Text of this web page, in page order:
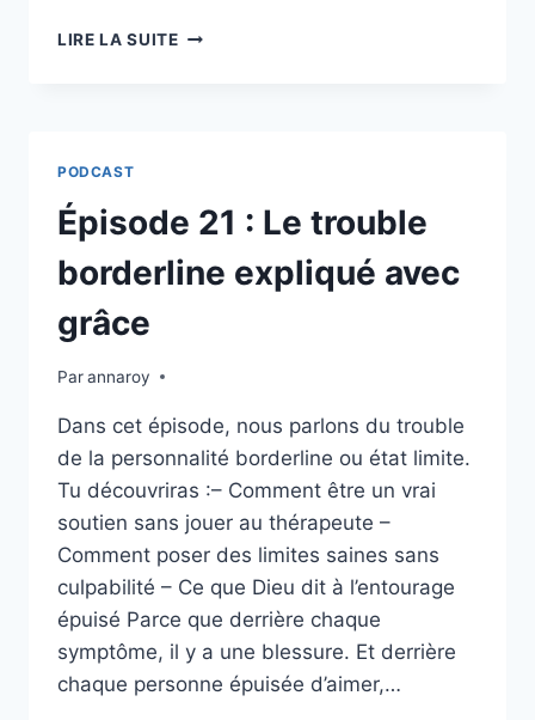
LIRE LA SUITEÉPISODE
OUBLIÉ
SES
PROMESSES
?
PODCAST
Épisode 21 : Le trouble
borderline expliqué avec
grâce
Parannaroy
Dans cet épisode, nous parlons du trouble
de la personnalité borderline ou état limite.
Tu découvriras :– Comment être un vrai
soutien sans jouer au thérapeute –
Comment poser des limites saines sans
culpabilité – Ce que Dieu dit à l’entourage
épuisé Parce que derrière chaque
symptôme, il y a une blessure. Et derrière
chaque personne épuisée d’aimer,…